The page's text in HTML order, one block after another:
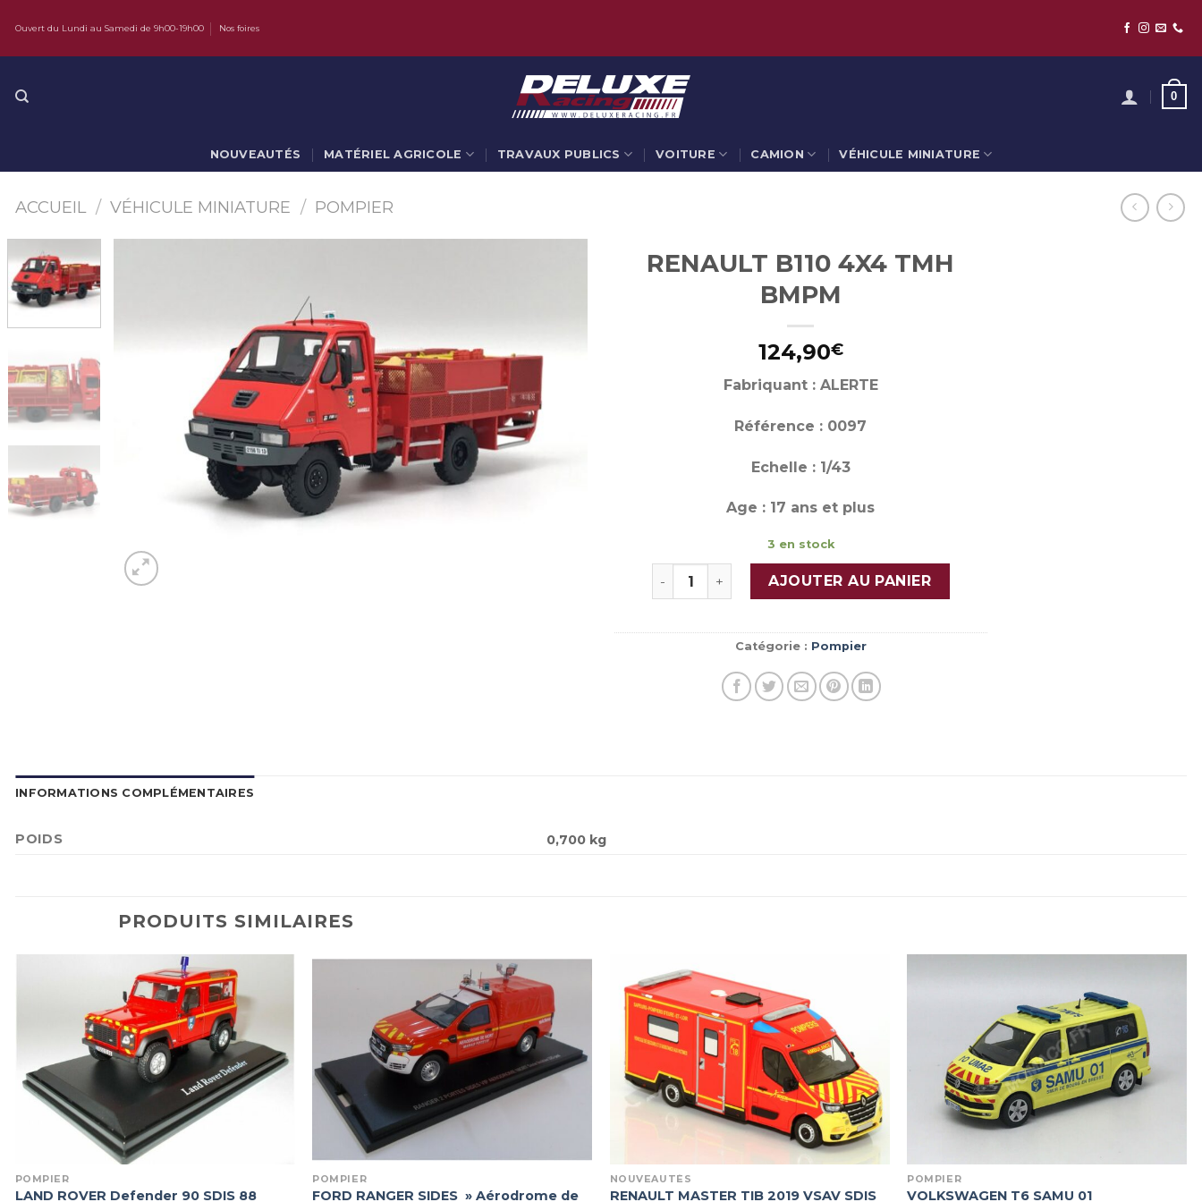
content
Ouvert du Lundi au Samedi de 9h00-19h00 Nos foires
0
NOUVEAUTÉS MATÉRIEL AGRICOLE TRAVAUX PUBLICS VOITURE CAMION VÉHICULE MINIATURE
ACCUEIL / VÉHICULE MINIATURE / POMPIER
RENAULT B110 4X4 TMH
BMPM
124,90€
Fabriquant : ALERTE
Référence : 0097
Echelle : 1/43
Age : 17 ans et plus
3 en stock
quantité de RENAULT B110 4X4 TMH BMPM
AJOUTER AU PANIER
Catégorie : Pompier
INFORMATIONS COMPLÉMENTAIRES
POIDS 0,700 kg
PRODUITS SIMILAIRES
POMPIER
LAND ROVER Defender 90 SDIS 88
POMPIER
FORD RANGER SIDES » Aérodrome de
NOUVEAUTÉS
RENAULT MASTER TIB 2019 VSAV SDIS
POMPIER
VOLKSWAGEN T6 SAMU 01